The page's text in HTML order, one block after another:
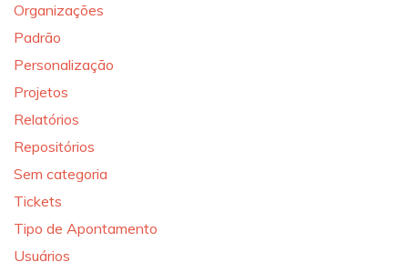
Organizações
Padrão
Personalização
Projetos
Relatórios
Repositórios
Sem categoria
Tickets
Tipo de Apontamento
Usuários